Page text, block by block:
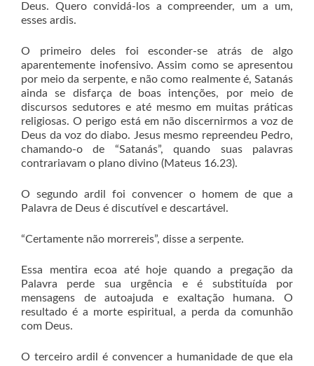
Deus. Quero convidá-los a compreender, um a um,
esses ardis.
O primeiro deles foi esconder-se atrás de algo
aparentemente inofensivo. Assim como se apresentou
por meio da serpente, e não como realmente é, Satanás
ainda se disfarça de boas intenções, por meio de
discursos sedutores e até mesmo em muitas práticas
religiosas. O perigo está em não discernirmos a voz de
Deus da voz do diabo. Jesus mesmo repreendeu Pedro,
chamando-o de “Satanás”, quando suas palavras
contrariavam o plano divino (Mateus 16.23).
O segundo ardil foi convencer o homem de que a
Palavra de Deus é discutível e descartável.
“Certamente não morrereis”, disse a serpente.
Essa mentira ecoa até hoje quando a pregação da
Palavra perde sua urgência e é substituída por
mensagens de autoajuda e exaltação humana. O
resultado é a morte espiritual, a perda da comunhão
com Deus.
O terceiro ardil é convencer a humanidade de que ela